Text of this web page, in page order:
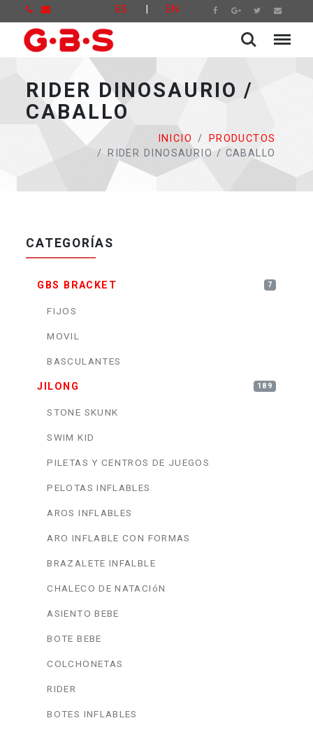
ES EN
RIDER DINOSAURIO /
CABALLO
INICIO
PRODUCTOS
RIDER DINOSAURIO / CABALLO
CATEGORÍAS
GBS BRACKET 7
FIJOS
MOVIL
BASCULANTES
JILONG 189
STONE SKUNK
SWIM KID
PILETAS Y CENTROS DE JUEGOS
PELOTAS INFLABLES
AROS INFLABLES
ARO INFLABLE CON FORMAS
BRAZALETE INFALBLE
CHALECO DE NATACIóN
ASIENTO BEBE
BOTE BEBE
COLCHONETAS
RIDER
BOTES INFLABLES